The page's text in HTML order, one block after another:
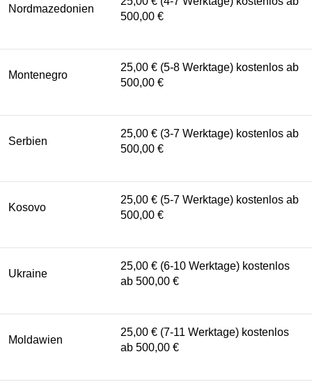
Nordmazedonien
500,00 €
Montenegro
25,00 € (5-8 Werktage) kostenlos ab
500,00 €
Serbien
25,00 € (3-7 Werktage) kostenlos ab
500,00 €
Kosovo
25,00 € (5-7 Werktage) kostenlos ab
500,00 €
Ukraine
25,00 € (6-10 Werktage) kostenlos
ab 500,00 €
Moldawien
25,00 € (7-11 Werktage) kostenlos
ab 500,00 €